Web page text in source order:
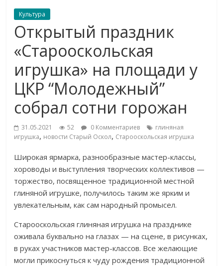
Культура
Открытый праздник
«Старооскольская
игрушка» на площади у
ЦКР “Молодежный”
собрал сотни горожан
31.05.2021 52 0 Комментариев
глиняная
игрушка, новости Старый Оскол, Старооскольская игрушка
Широкая ярмарка, разнообразные мастер-классы,
хороводы и выступления творческих коллективов —
торжество, посвященное традиционной местной
глиняной игрушке, получилось таким же ярким и
увлекательным, как сам народный промысел.
Старооскольская глиняная игрушка на празднике
оживала буквально на глазах — на сцене, в рисунках,
в руках участников мастер-классов. Все желающие
могли прикоснуться к чуду рождения традиционной